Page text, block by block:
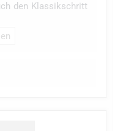
den Klassikschritt